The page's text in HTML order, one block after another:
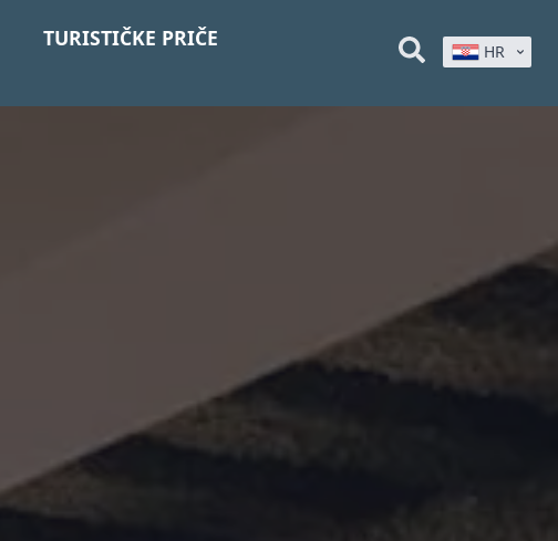
TURISTIČKE PRIČE
HR